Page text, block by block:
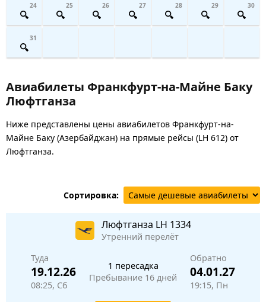
24 25 26 27 28 29 30
31
Авиабилеты Франкфурт-на-Майне Баку
Люфтганза
Ниже представлены цены авиабилетов Франкфурт-на-
Майне Баку (Азербайджан) на прямые рейсы (LH 612) от
Люфтганза.
Сортировка:
Люфтганза LH 1334
Утренний перелёт
Туда
19.12.26
08:25, Сб
1 пересадка
Пребывание 16 дней
Обратно
04.01.27
19:15, Пн